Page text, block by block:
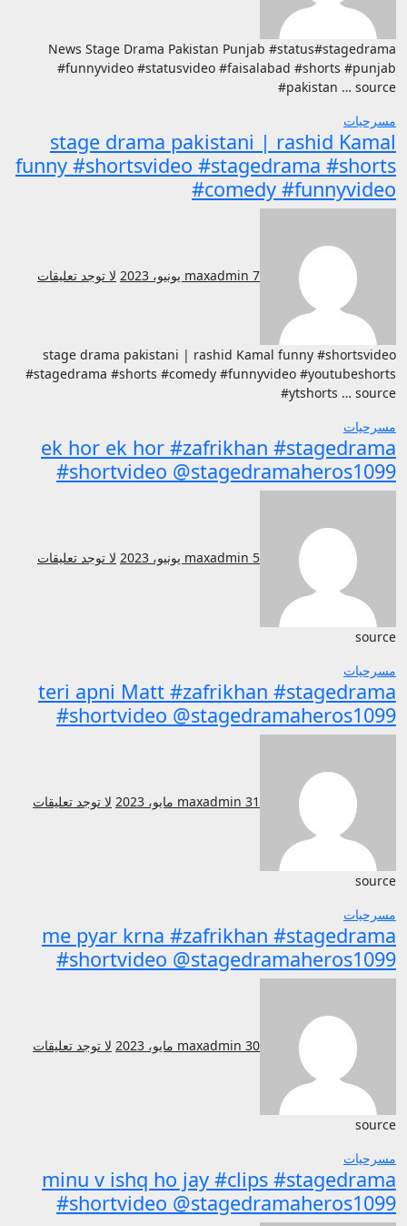
News Stage Drama Pakistan Punjab #status#stagedrama
#funnyvideo #statusvideo #faisalabad #shorts #punjab
#pakistan … source
مسرحيات
stage drama pakistani | rashid Kamal
funny #shortsvideo #stagedrama #shorts
#comedy #funnyvideo
maxadmin 7 يونيو، 2023 لا توجد تعليقات
stage drama pakistani | rashid Kamal funny #shortsvideo
#stagedrama #shorts #comedy #funnyvideo #youtubeshorts
#ytshorts … source
مسرحيات
ek hor ek hor #zafrikhan #stagedrama
#shortvideo @stagedramaheros1099
maxadmin 5 يونيو، 2023 لا توجد تعليقات
source
مسرحيات
teri apni Matt #zafrikhan #stagedrama
#shortvideo @stagedramaheros1099
maxadmin 31 مايو، 2023 لا توجد تعليقات
source
مسرحيات
me pyar krna #zafrikhan #stagedrama
#shortvideo @stagedramaheros1099
maxadmin 30 مايو، 2023 لا توجد تعليقات
source
مسرحيات
minu v ishq ho jay #clips #stagedrama
#shortvideo @stagedramaheros1099